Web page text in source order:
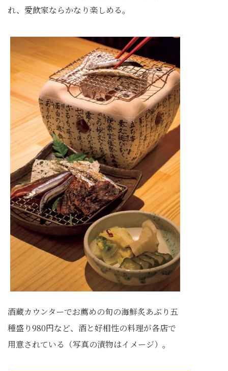
れ、愛飲家ならかなり楽しめる。
酒蔵カウンターでお薦めの旬の海鮮炙あぶり五
種盛り980円など、酒と好相性の料理が各店で
用意されている（写真の漬物はイメージ）。